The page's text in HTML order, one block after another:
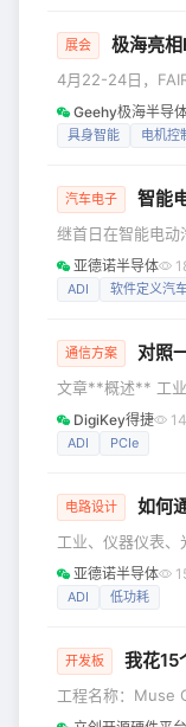
挤的城市环境提
Tech》（TNMT
行车和电动踏板车
于其他交通方式。 图1：各类交通工具平
展会 极海亮相FAIR plus 2026机器
4月22-24日，
产业链接会在深
聚焦机器人全产
下，极海携多款
业、助力终端商业
海机器人芯片产品
路环节 机器人的
Geehy极海半导
具身智能 电机控
汽车电子 智能电动汽车
继首日在智能电动
(2026)展出E²B创
车业务全球副总
升级路径以及本土
可持续发展的产业
动化转型注入半导
五大力量推动汽
亚德诺半导体
ADI 软件定义汽
通信方案 对照一下 你
文章**概述** 工业
现 PCI Express（
离对于系统的抗
Giga‑Speed 隔
并确保信号完整性
ADN4622BRNZ：
路隔离核心器件
DigiKey得捷
ADI PCIe
电路设计 如何通过集成
工业、仪器仪表
业有越来越多的应
据采集系统，导
通道数、低功耗、
靠性、经济性和便
亚德诺半导体
ADI 低功耗
开发板 我花15个月，
工程名称：Muse
端/mp3 工程作者